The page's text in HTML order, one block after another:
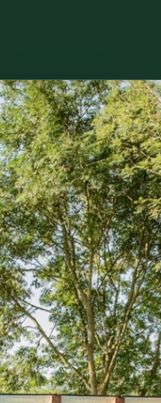
PROJECTEN
Tuinen
en
van
Luuk